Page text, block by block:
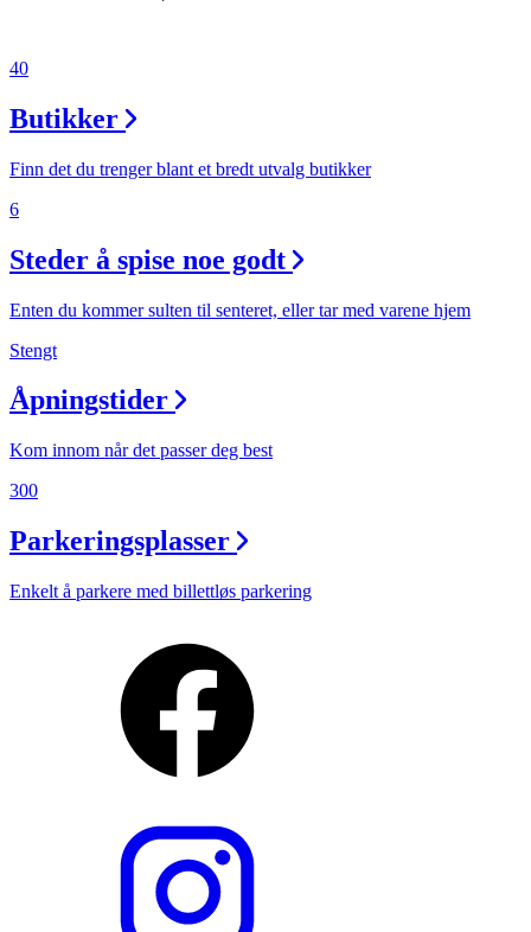
40
Butikker
Finn det du trenger blant et bredt utvalg butikker
6
Steder å spise noe godt
Enten du kommer sulten til senteret, eller tar med varene hjem
Stengt
Åpningstider
Kom innom når det passer deg best
300
Parkeringsplasser
Enkelt å parkere med billettløs parkering